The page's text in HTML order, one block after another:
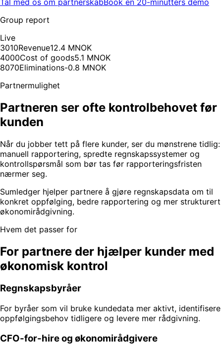
Group report
Live
3010Revenue12.4 MNOK
4000Cost of goods5.1 MNOK
8070Eliminations-0.8 MNOK
Partnermulighet
Partneren ser ofte kontrolbehovet før
kunden
Når du jobber tett på flere kunder, ser du mønstrene tidlig:
manuell rapportering, spredte regnskapssystemer og
kontrollspørsmål som bør tas før rapporteringsfristen
nærmer seg.
Sumledger hjelper partnere å gjøre regnskapsdata om til
konkret oppfølging, bedre rapportering og mer strukturert
økonomirådgivning.
Hvem det passer for
For partnere der hjælper kunder med
økonomisk kontrol
Regnskapsbyråer
For byråer som vil bruke kundedata mer aktivt, identifisere
oppfølgingsbehov tidligere og levere mer rådgivning.
CFO-for-hire og økonomirådgivere